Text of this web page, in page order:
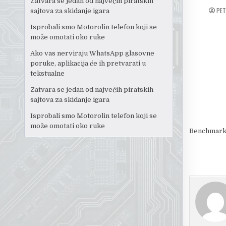
sajtova za skidanje igara
Isprobali smo Motorolin telefon koji se
može omotati oko ruke
Ako vas nerviraju WhatsApp glasovne
poruke, aplikacija će ih pretvarati u
tekstualne
Zatvara se jedan od najvećih piratskih
sajtova za skidanje igara
Isprobali smo Motorolin telefon koji se
može omotati oko ruke